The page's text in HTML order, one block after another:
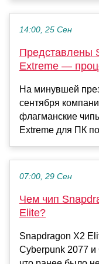
14:00, 25 Сен
Представлены
Extreme —
На минувшей
сентября
флагманские
Extreme для ПК
07:00, 29 Сен
Чем чип
Elite?
Snapdragon X2
Cyberpunk 2077 и